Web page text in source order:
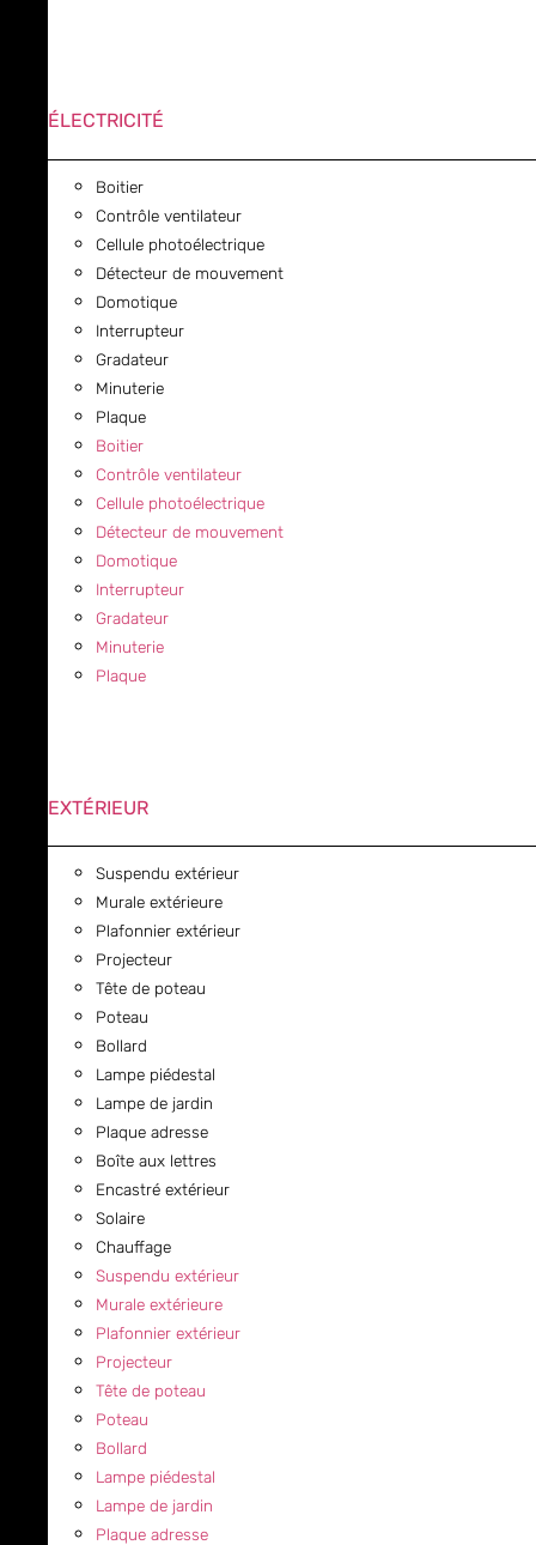
ÉLECTRICITÉ
Boitier
Contrôle ventilateur
Cellule photoélectrique
Détecteur de mouvement
Domotique
Interrupteur
Gradateur
Minuterie
Plaque
Boitier
Contrôle ventilateur
Cellule photoélectrique
Détecteur de mouvement
Domotique
Interrupteur
Gradateur
Minuterie
Plaque
EXTÉRIEUR
Suspendu extérieur
Murale extérieure
Plafonnier extérieur
Projecteur
Tête de poteau
Poteau
Bollard
Lampe piédestal
Lampe de jardin
Plaque adresse
Boîte aux lettres
Encastré extérieur
Solaire
Chauffage
Suspendu extérieur
Murale extérieure
Plafonnier extérieur
Projecteur
Tête de poteau
Poteau
Bollard
Lampe piédestal
Lampe de jardin
Plaque adresse